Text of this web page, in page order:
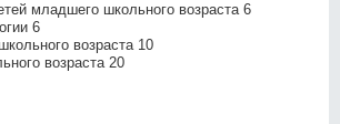
младшего школьного возраста 6
6
возраста 10
возраста 20